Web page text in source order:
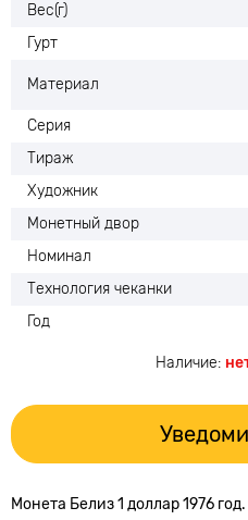
Вес(г)
Гурт
Материал
Серия
Тираж
Художник
Монетный двор
Номинал
Технология чеканки
Год
Наличие:
Монета Белиз 1 доллар 1976